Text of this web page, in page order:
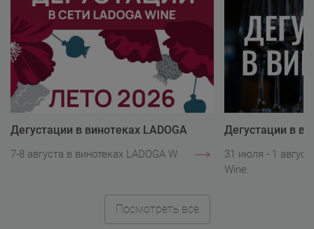
Дегустации в винотеках LADOGA
7-8 августа в винотеках LADOGA Wine.
Дегустации в
31 июля - 1
Wine.
Посмотреть все